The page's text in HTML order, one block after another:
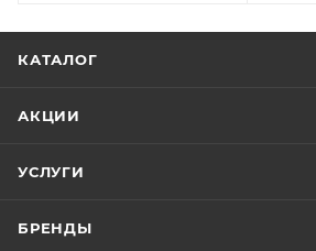
КАТАЛОГ
АКЦИИ
УСЛУГИ
БРЕНДЫ